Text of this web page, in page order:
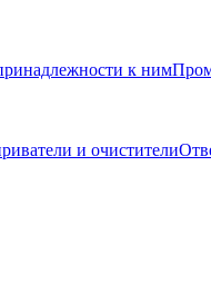
к ним
и очистители